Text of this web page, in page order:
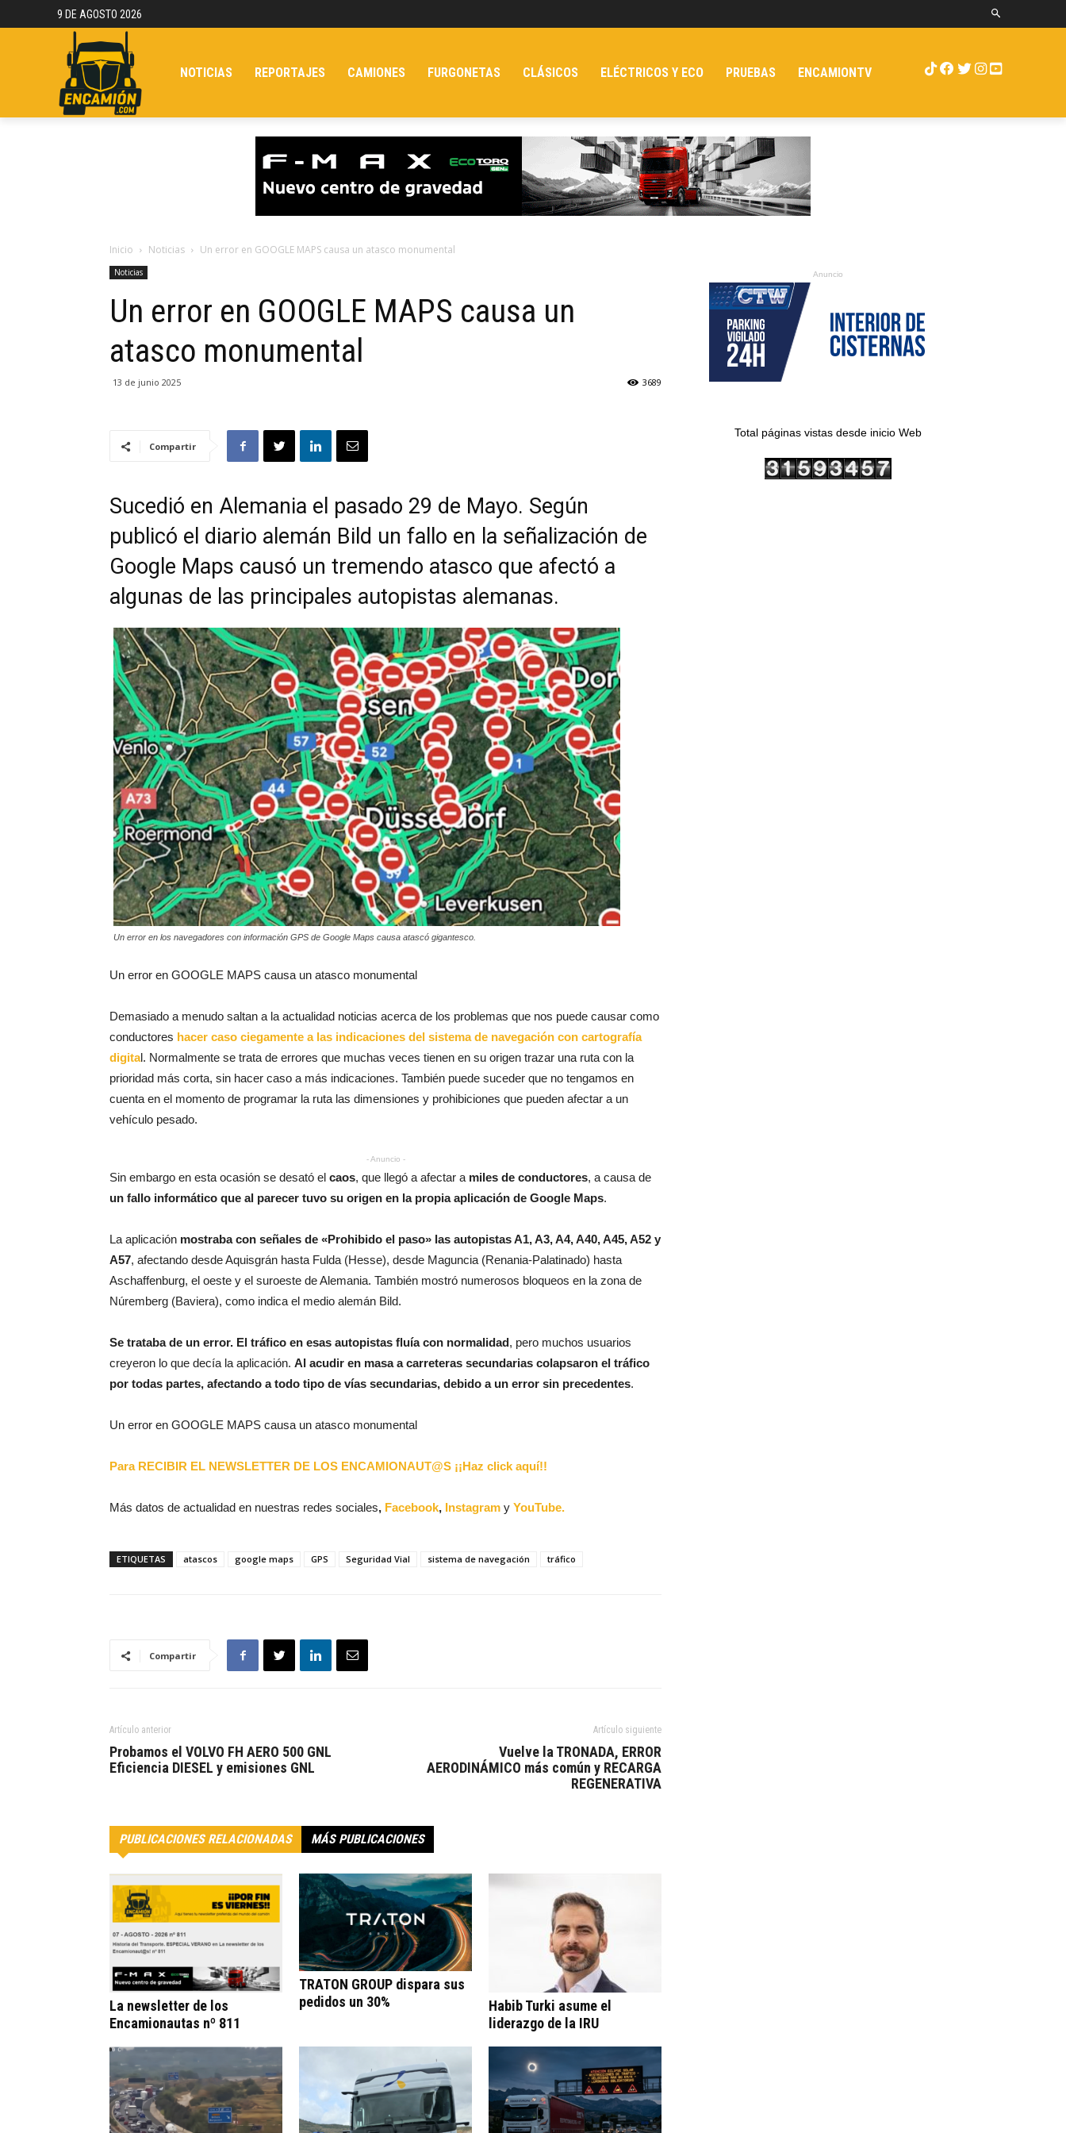
9 DE AGOSTO 2026
NOTICIAS REPORTAJES CAMIONES FURGONETAS CLÁSICOS ELÉCTRICOS Y ECO PRUEBAS ENCAMIONTV
Inicio Noticias Un error en GOOGLE MAPS causa un atasco monumental
Noticias
Un error en GOOGLE MAPS causa un
atasco monumental
13 de junio 2025 3689
Compartir
Sucedió en Alemania el pasado 29 de Mayo. Según
publicó el diario alemán Bild un fallo en la señalización de
Google Maps causó un tremendo atasco que afectó a
algunas de las principales autopistas alemanas.
Un error en los navegadores con información GPS de Google Maps causa atascó gigantesco.
Un error en GOOGLE MAPS causa un atasco monumental
Demasiado a menudo saltan a la actualidad noticias acerca de los problemas que nos puede causar como
conductores hacer caso ciegamente a las indicaciones del sistema de navegación con cartografía
digital. Normalmente se trata de errores que muchas veces tienen en su origen trazar una ruta con la
prioridad más corta, sin hacer caso a más indicaciones. También puede suceder que no tengamos en
cuenta en el momento de programar la ruta las dimensiones y prohibiciones que pueden afectar a un
vehículo pesado.
- Anuncio -
Sin embargo en esta ocasión se desató el caos, que llegó a afectar a miles de conductores, a causa de
un fallo informático que al parecer tuvo su origen en la propia aplicación de Google Maps.
La aplicación mostraba con señales de «Prohibido el paso» las autopistas A1, A3, A4, A40, A45, A52 y
A57, afectando desde Aquisgrán hasta Fulda (Hesse), desde Maguncia (Renania-Palatinado) hasta
Aschaffenburg, el oeste y el suroeste de Alemania. También mostró numerosos bloqueos en la zona de
Núremberg (Baviera), como indica el medio alemán Bild.
Se trataba de un error. El tráfico en esas autopistas fluía con normalidad, pero muchos usuarios
creyeron lo que decía la aplicación. Al acudir en masa a carreteras secundarias colapsaron el tráfico
por todas partes, afectando a todo tipo de vías secundarias, debido a un error sin precedentes.
Un error en GOOGLE MAPS causa un atasco monumental
Para RECIBIR EL NEWSLETTER DE LOS ENCAMIONAUT@S ¡¡Haz click aquí!!
Más datos de actualidad en nuestras redes sociales, Facebook, Instagram y YouTube.
ETIQUETAS atascos google maps GPS Seguridad Vial sistema de navegación tráfico
Compartir
Artículo anterior
Probamos el VOLVO FH AERO 500 GNL
Eficiencia DIESEL y emisiones GNL
Artículo siguiente
Vuelve la TRONADA, ERROR
AERODINÁMICO más común y RECARGA
REGENERATIVA
PUBLICACIONES RELACIONADAS MÁS PUBLICACIONES
La newsletter de los
Encamionautas nº 811
TRATON GROUP dispara sus
pedidos un 30%
Habib Turki asume el
liderazgo de la IRU
Anuncio
Total páginas vistas desde inicio Web